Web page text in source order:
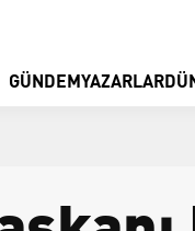
GÜNDEMYAZARLAR